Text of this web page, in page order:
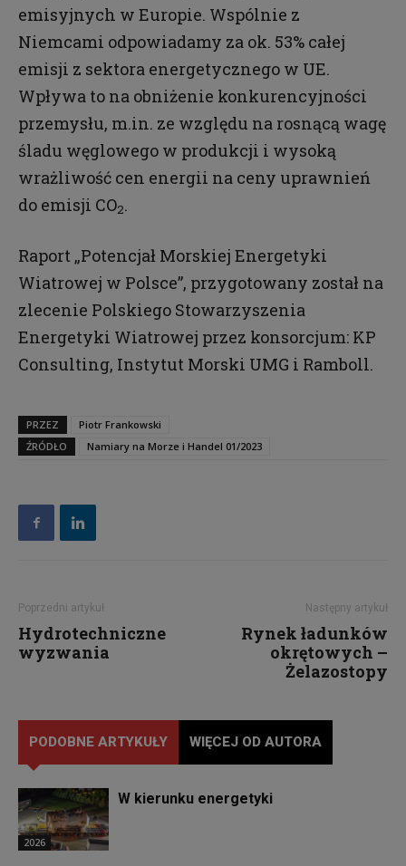
emisyjnych w Europie. Wspólnie z
Niemcami odpowiadamy za ok. 53% całej
emisji z sektora energetycznego w UE.
Wpływa to na obniżenie konkurencyjności
przemysłu, m.in. ze względu na rosnącą wagę
śladu węglowego w produkcji i wysoką
wrażliwość cen energii na ceny uprawnień
do emisji CO2.
Raport „Potencjał Morskiej Energetyki
Wiatrowej w Polsce”, przygotowany został na
zlecenie Polskiego Stowarzyszenia
Energetyki Wiatrowej przez konsorcjum: KP
Consulting, Instytut Morski UMG i Ramboll.
PRZEZ
Piotr Frankowski
ŹRÓDŁO
Namiary na Morze i Handel 01/2023
Poprzedni artykuł
Hydrotechniczne
wyzwania
Następny artykuł
Rynek ładunków
okrętowych –
Żelazostopy
PODOBNE ARTYKUŁY WIĘCEJ OD AUTORA
2026
W kierunku energetyki